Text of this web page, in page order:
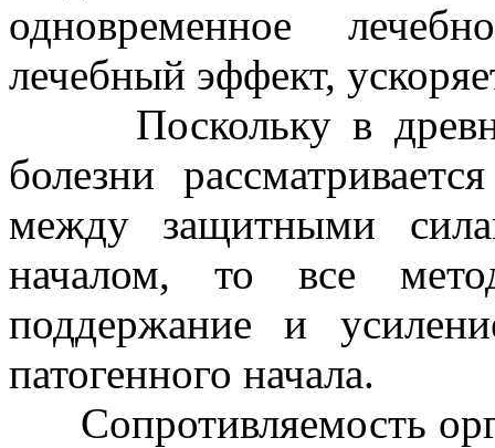
одновременное
лечебный эффект,
Поскольку в
болезни
между защитными
началом, то все
поддержание и
патогенного начала.
Сопротивляемость